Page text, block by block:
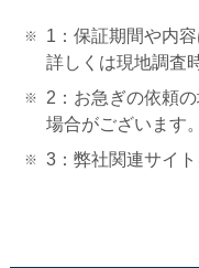
1：保証期間や内
詳しくは現地調査
2：お急ぎの依頼
場合がございます。
3：弊社関連サイ